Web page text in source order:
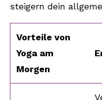
steigern dein
Vorteile von
Yoga am
Morgen